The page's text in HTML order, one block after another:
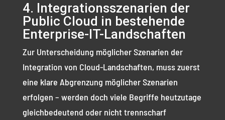
4. Integrationsszenarien der
Public Cloud in bestehende
Enterprise-IT-Landschaften
Zur Unterscheidung möglicher Szenarien der
Integration von Cloud-Landschaften, muss zuerst
eine klare Abgrenzung möglicher Szenarien
erfolgen – werden doch viele Begriffe heutzutage
gleichbedeutend oder nicht trennscharf